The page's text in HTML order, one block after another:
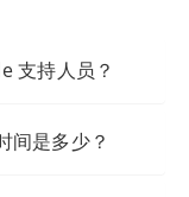
支持人员？
间是多少？